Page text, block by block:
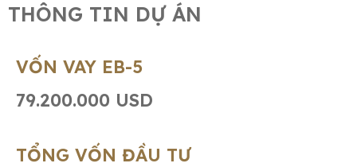
THÔNG TIN DỰ ÁN
VỐN VAY EB-5
79.200.000 USD
TỔNG VỐN ĐẦU TƯ